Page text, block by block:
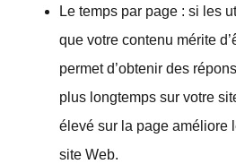
Le temps par page : si les
que votre contenu mérite
permet d’obtenir des
plus longtemps sur votre
élevé sur la page améliore
site Web.